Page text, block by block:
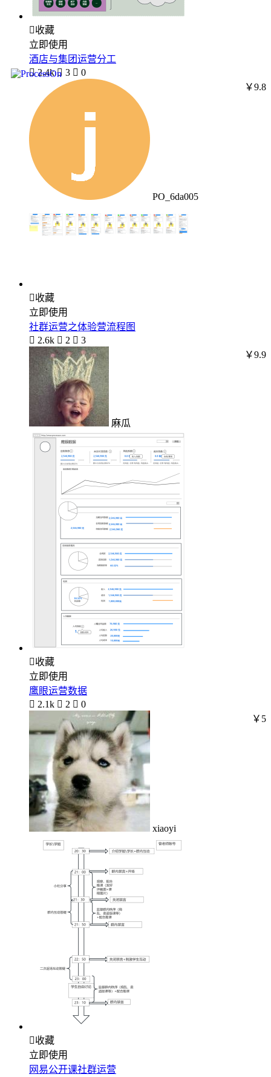
收藏
立即使用
酒店与集团运营分工
 2.4k  3  0
PO_6da005
￥9.8
收藏
立即使用
社群运营之体验营流程图
 2.6k  2  3
麻瓜
￥9.9
收藏
立即使用
鹰眼运营数据
 2.1k  2  0
xiaoyi
￥5
收藏
立即使用
网易公开课社群运营